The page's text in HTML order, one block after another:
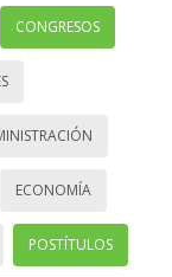
CONGRESOS
ECONOMÍA
POSTÍTULOS